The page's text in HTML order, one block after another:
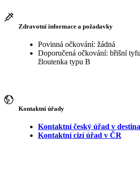
Zdravotní informace a požadavky
Povinná očkování: žádná
Doporučená očkování: břišní
žloutenka typu B
Kontaktní úřady
Kontaktní český úřad v
Kontaktní cizí úřad v ČR